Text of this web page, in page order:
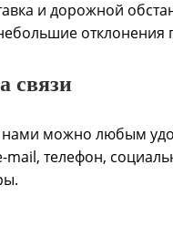
и дорожной
отклонения
связи
нами можно любым
mail, телефон,